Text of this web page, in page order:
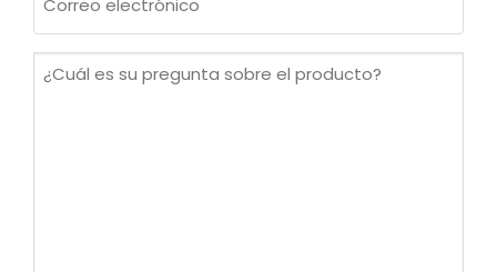
electrónico
¿Cuál